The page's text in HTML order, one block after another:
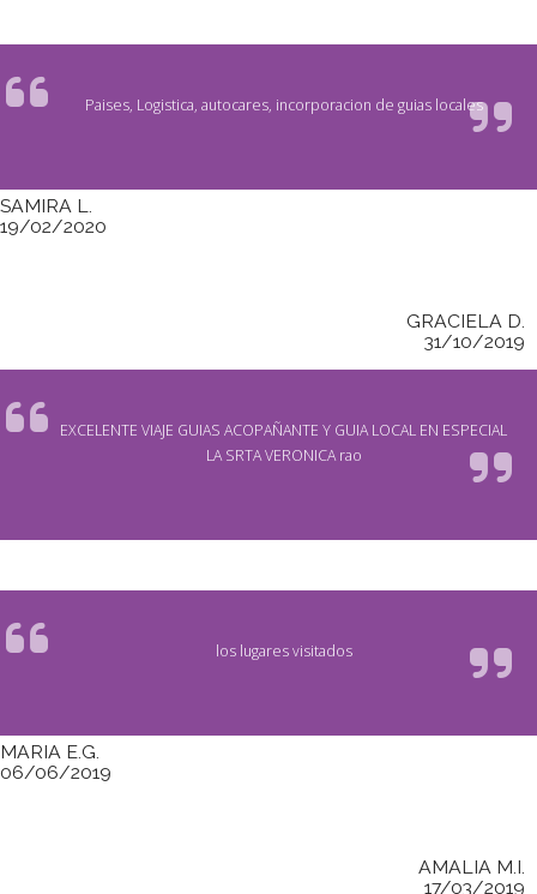
Paises, Logistica, autocares, incorporacion de guias locales
SAMIRA L.
19/02/2020
GRACIELA D.
31/10/2019
EXCELENTE VIAJE GUIAS ACOPAÑANTE Y GUIA LOCAL EN ESPECIAL
LA SRTA VERONICA rao
los lugares visitados
MARIA E.G.
06/06/2019
AMALIA M.I.
17/03/2019